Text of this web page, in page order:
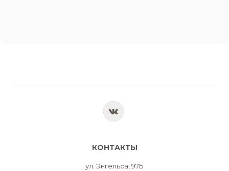
КОНТАКТЫ
ул. Энгельса, 97Б